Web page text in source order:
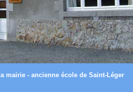
la mairie - ancienne école de Saint-Léger